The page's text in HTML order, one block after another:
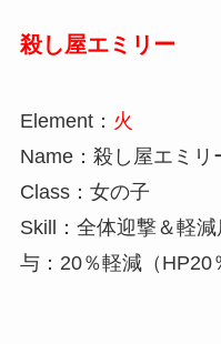
殺し屋エミリー
Element： 火
Name：殺し屋エミリ
Class：女の子
Skill：全体迎撃＆軽
与：20％軽減（HP20